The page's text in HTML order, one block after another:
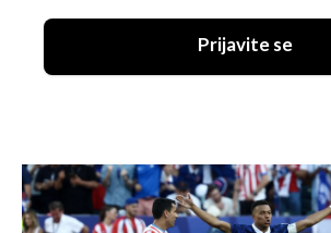
Prijavite se